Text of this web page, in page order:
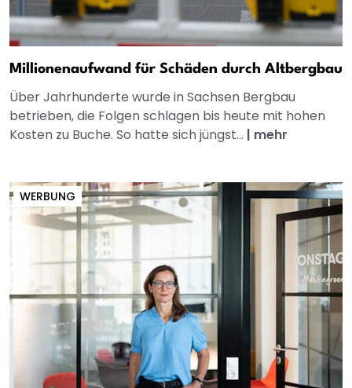
Millionenaufwand für Schäden durch Altbergbau
Über Jahrhunderte wurde in Sachsen Bergbau
betrieben, die Folgen schlagen bis heute mit hohen
Kosten zu Buche. So hatte sich jüngst... | mehr
WERBUNG